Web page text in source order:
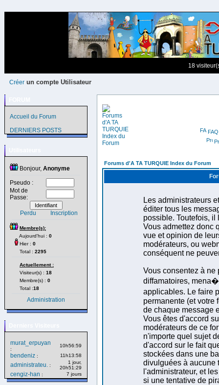
18
Créer un compte Utilisateur
Accueil du Forum
DERNIERS POSTS
Bonjour, Anonyme
Pseudo :
Mot de
Passe:
Perdu Inscription
Membre(s):
Aujourd'hui : 0
Hier : 0
Total : 2295
Actuellement :
Visiteur(s) : 18
Membre(s) : 0
Total :18
Administration
murat_erpuyan
:
10h56:59
bendeniz : 11h13:58
administrateu. :
1 jour,
20h51:29
cengiz-han : 7 jours
FAQ
Forums d'A TA TURQUIE Index du Forum
Les administrateurs
éditer tous les
possible. Toutefois,
Vous admettez donc
vue et opinion de
modérateurs, ou
conséquent ne
Vous consentez à ne
diffamatoires,
applicables. Le faire
permanente (et votre
de chaque message
Vous êtes d'accord
modérateurs de ce
n'importe quel sujet
d'accord sur le fait
stockées dans une
divulguées à aucune
l'administrateur, et
si une tentative de